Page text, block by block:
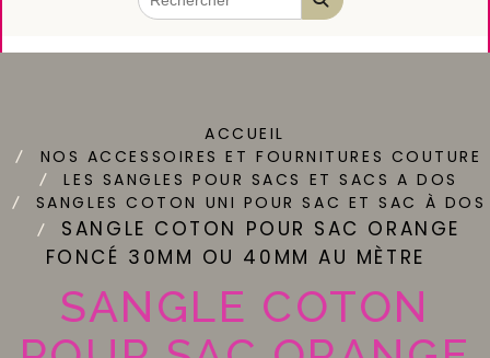
ACCUEIL
NOS ACCESSOIRES ET FOURNITURES COUTURE
LES SANGLES POUR SACS ET SACS A DOS
SANGLES COTON UNI POUR SAC ET SAC À DOS
SANGLE COTON POUR SAC ORANGE
FONCÉ 30MM OU 40MM AU MÈTRE
SANGLE COTON